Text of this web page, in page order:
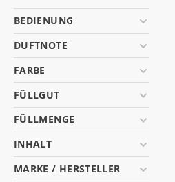
BEDIENUNG
DUFTNOTE
FARBE
FÜLLGUT
FÜLLMENGE
INHALT
MARKE / HERSTELLER